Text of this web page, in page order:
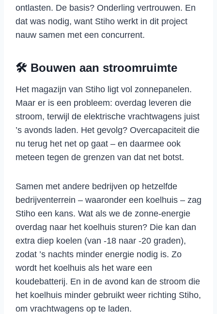
ontlasten. De basis? Onderling vertrouwen. En
dat was nodig, want Stiho werkt in dit project
nauw samen met een concurrent.
🛠 Bouwen aan stroomruimte
Het magazijn van Stiho ligt vol zonnepanelen.
Maar er is een probleem: overdag leveren die
stroom, terwijl de elektrische vrachtwagens juist
’s avonds laden. Het gevolg? Overcapaciteit die
nu terug het net op gaat – en daarmee ook
meteen tegen de grenzen van dat net botst.
Samen met andere bedrijven op hetzelfde
bedrijventerrein – waaronder een koelhuis – zag
Stiho een kans. Wat als we de zonne-energie
overdag naar het koelhuis sturen? Die kan dan
extra diep koelen (van -18 naar -20 graden),
zodat ’s nachts minder energie nodig is. Zo
wordt het koelhuis als het ware een
koudebatterij. En in de avond kan de stroom die
het koelhuis minder gebruikt weer richting Stiho,
om vrachtwagens op te laden.